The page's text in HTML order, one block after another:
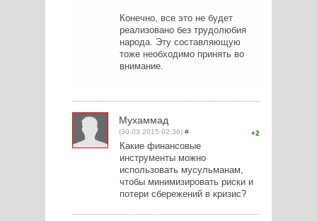
Конечно, все это не будет
реализовано без трудолюбия
народа. Эту составляющую
тоже необходимо принять во
внимание.
Мухаммад
(30.03.2015 02:36) # 2
Какие финансовые
инструменты можно
использовать мусульманам,
чтобы минимизировать риски и
потери сбережений в кризис?